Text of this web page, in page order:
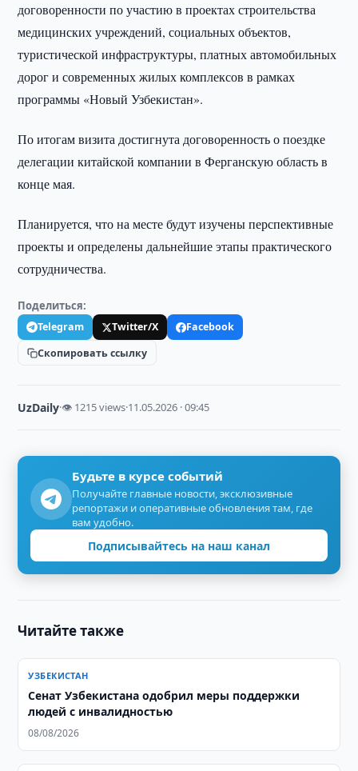
договоренности по участию в проектах строительства
медицинских учреждений, социальных объектов,
туристической инфраструктуры, платных автомобильных
дорог и современных жилых комплексов в рамках
программы «Новый Узбекистан».
По итогам визита достигнута договоренность о поездке
делегации китайской компании в Ферганскую область в
конце мая.
Планируется, что на месте будут изучены перспективные
проекты и определены дальнейшие этапы практического
сотрудничества.
Поделиться:
Telegram Twitter/X
Facebook
Скопировать ссылку
UzDaily·👁 1215 views·11.05.2026 · 09:45
Будьте в курсе событий
Получайте главные новости, эксклюзивные
репортажи и оперативные обновления там, где
вам удобно.
Подписывайтесь на наш канал
Читайте также
УЗБЕКИСТАН
Сенат Узбекистана одобрил меры поддержки
людей с инвалидностью
08/08/2026